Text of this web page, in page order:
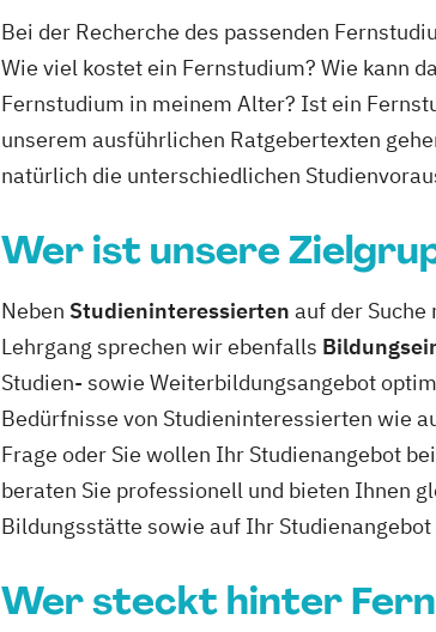
Bei der Recherche des passenden
Wie viel kostet ein Fernstudium? Wie kann
Fernstudium in meinem Alter? Ist ein
unserem ausführlichen Ratgebertexten
natürlich die unterschiedlichen
Wer ist unsere
Neben Studieninteressierten auf der
Lehrgang sprechen wir ebenfalls
Studien- sowie Weiterbildungsangebot
Bedürfnisse von Studieninteressierten wie
Frage oder Sie wollen Ihr Studienangebot
beraten Sie professionell und bieten Ihnen
Bildungsstätte sowie auf Ihr
Wer steckt hinter